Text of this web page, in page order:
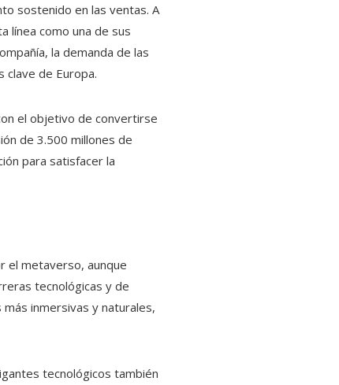
sostenido en las ventas. A
línea como una de sus
la demanda de las
clave de Europa.
el objetivo de convertirse
de 3.500 millones de
para satisfacer la
el metaverso, aunque
tecnológicas y de
inmersivas y naturales,
tecnológicos también